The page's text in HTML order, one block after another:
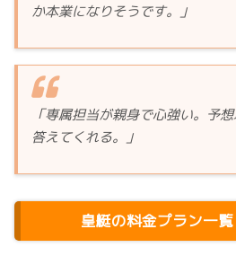
か本業になりそうです。」
「専属担当が親身で心強い。予
答えてくれる。」
皇艇の料金プラン一覧